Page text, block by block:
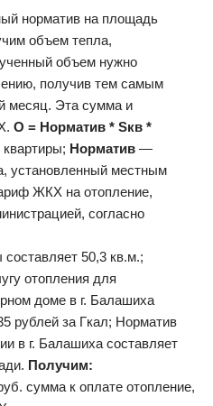
норматив на площадь
объем тепла,
объем нужно
получив тем самым
месяц. Эта сумма и
О = Норматив * Sкв *
Норматив —
установленный местным
ЖКХ на отопление,
согласно
50,3 кв.м.;
отопления для
доме в г. Балашиха
рублей за Гкал; Норматив
в г. Балашиха составляет
Получим:
сумма к оплате отопление,